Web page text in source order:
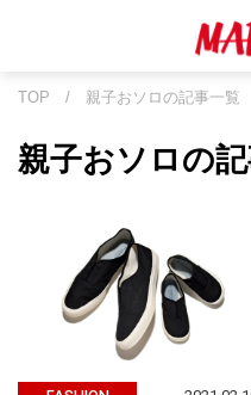
TOP / 親子おソロの記事一覧
親子おソロの